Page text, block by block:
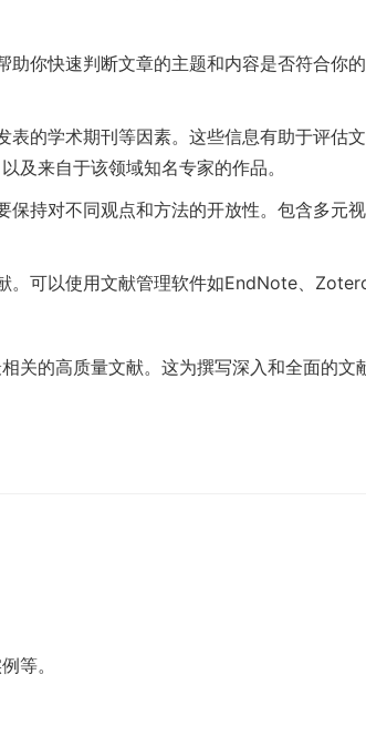
助你快速判断文章的主题和内容是否符合你
表的学术期刊等因素。这些信息有助于评估
及来自于该领域知名专家的作品。
保持对不同观点和方法的开放性。包含多元
。可以使用文献管理软件如EndNote、
关的高质量文献。这为撰写深入和全面的文
等。